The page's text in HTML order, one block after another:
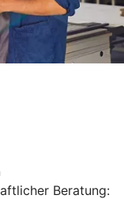
Beratung: